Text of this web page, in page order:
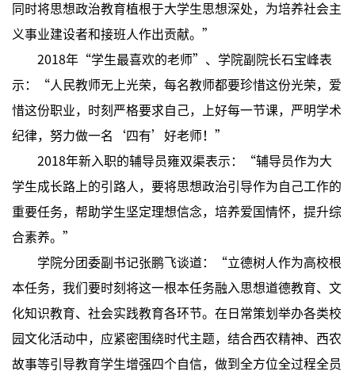
同时将思想政治教育植根于大学生思想深处，为培养社会主
义事业建设者和接班人作出贡献。”
2018年“学生最喜欢的老师”、学院副院长石宝峰表
示：“人民教师无上光荣，每名教师都要珍惜这份光荣，爱
惜这份职业，时刻严格要求自己，上好每一节课，严明学术
纪律，努力做一名‘四有’好老师！”
2018年新入职的辅导员雍双渠表示：“辅导员作为大
学生成长路上的引路人，要将思想政治引导作为自己工作的
重要任务，帮助学生坚定理想信念，培养爱国情怀，提升综
合素养。”
学院分团委副书记张鹏飞谈道：“立德树人作为高校根
本任务，我们要时刻将这一根本任务融入思想道德教育、文
化知识教育、社会实践教育各环节。在日常策划举办各类校
园文化活动中，应紧密围绕时代主题，结合西农精神、西农
故事等引导教育学生增强四个自信，做到全方位全过程全员